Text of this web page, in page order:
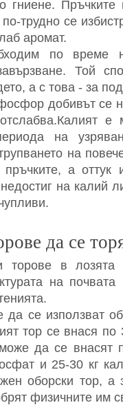
гниене.
трудно се
аромат.
по време
Той
а с това - за
добивът се
е
на
на
а
на калий
да се
торове в
на почвата
се използват
тор се внася
да се внасят
и 25-30 кг
оборски тор, а
физичните им